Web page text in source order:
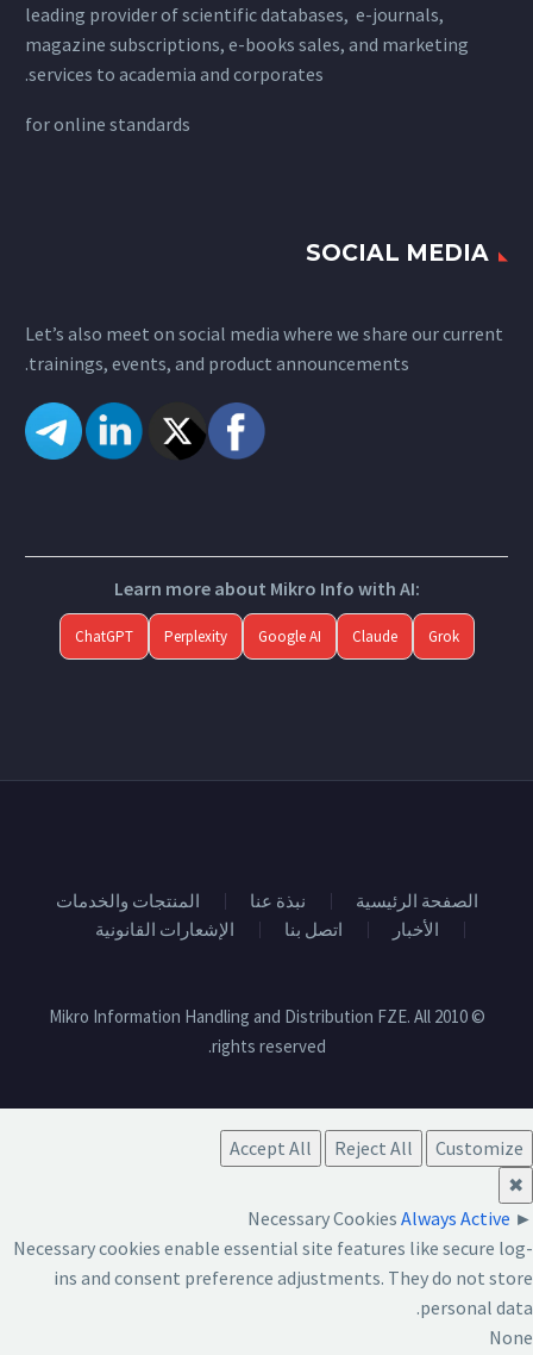
leading provider of scientific databases, e-journals,
magazine subscriptions, e-books sales, and marketing
services to academia and corporates.
foronline standards
SOCIAL MEDIA
Let’s also meet on social media where we share our current
trainings, events, and product announcements.
Learn more about Mikro Info with AI:
ChatGPT Perplexity Google AI Claude Grok
الصفحة الرئيسية نبذة عنا
المنتجات والخدمات
الأخبار
اتصل بنا الإشعارات القانونية
© 2010 Mikro Information Handling and Distribution FZE. All
rights reserved.
Customize
Reject All
Accept All
✖
►
Necessary Cookies Always Active
Necessary cookies enable essential site features like secure log-
ins and consent preference adjustments. They do not store
personal data.
None